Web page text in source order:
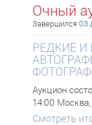
Очный
Завершился 03
РЕДКИЕ И
Аукцион
14:00 Москва,
Смотреть